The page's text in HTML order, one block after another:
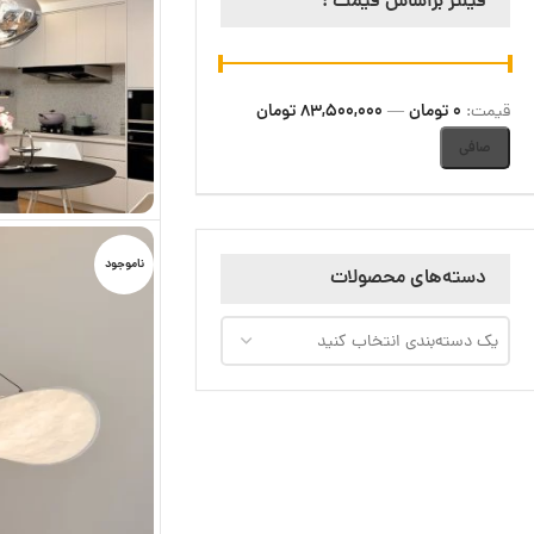
صافی
قيمت: 0 تومان — 83,500,000 تومان
دسته‌های محصولات
یک دسته‌بندی انتخاب کنید
ناموجود